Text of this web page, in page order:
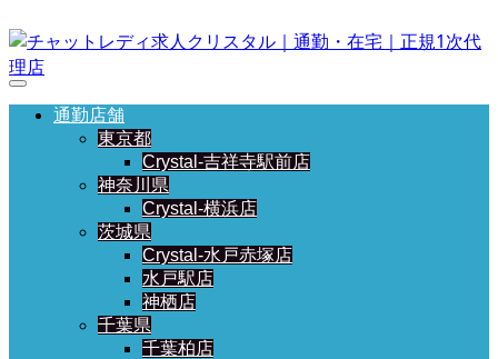
通勤店舗
東京都
Crystal-吉祥寺駅前店
神奈川県
Crystal-横浜店
茨城県
Crystal-水戸赤塚店
水戸駅店
神栖店
千葉県
千葉柏店